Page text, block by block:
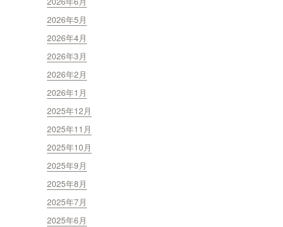
2026年5月
2026年4月
2026年3月
2026年2月
2026年1月
2025年12月
2025年11月
2025年10月
2025年9月
2025年8月
2025年7月
2025年6月